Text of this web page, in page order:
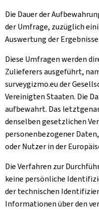
Die Dauer der
der Umfrage, zuzüglich
Auswertung der Ergebnisse.
Diese Umfragen werden
Zulieferers ausgeführt,
surveygizmo.eu der
Vereinigten Staaten. Die
aufbewahrt. Das
denselben gesetzlichen
personenbezogener
oder Nutzer in der
Die Verfahren zur
keine persönliche
der technischen
Informationen über den